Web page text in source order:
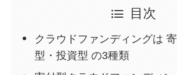
目次
クラウドファンディングは
型・投資型 の3種類